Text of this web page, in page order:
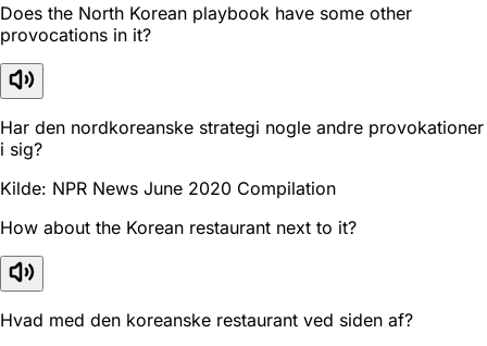
Does the North Korean playbook have some other
provocations in it?
Har den nordkoreanske strategi nogle andre provokationer
i sig?
Kilde: NPR News June 2020 Compilation
How about the Korean restaurant next to it?
Hvad med den koreanske restaurant ved siden af?